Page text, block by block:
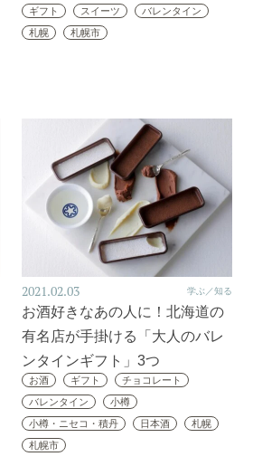
ギフト スイーツ
バレンタイン
札幌
札幌市
2021.02.03 学ぶ／知る
お酒好きなあの人に！北海道の
有名店が手掛ける「大人のバレ
ンタインギフト」3つ
お酒 ギフト
チョコレート
バレンタイン
小樽
小樽・ニセコ・積丹
日本酒
札幌
札幌市